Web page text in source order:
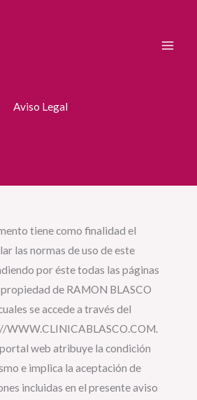
Aviso Legal
tiene como finalidad el
las normas de uso de este
por éste todas las páginas
de RAMON BLASCO
se accede a través del
WWW.CLINICABLASCO.COM.
web atribuye la condición
e implica la aceptación de
incluidas en el presente aviso